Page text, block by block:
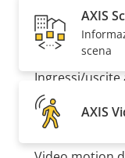
installazione
di opzioni di
della
proprietà
Ingressi/uscite
Connettori
AXIS
scena
AXIS